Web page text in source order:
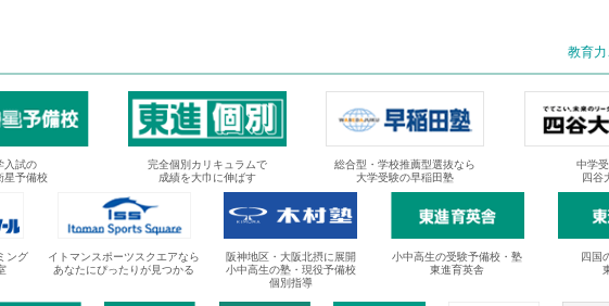
教育力
入試の
星予備校
完全個別カリキュラムで
成績を大巾に伸ばす
総合型・学校推薦型選抜なら
大学受験の早稲田塾
中学
四谷
ング
イトマンスポーツスクエアなら
あなたにぴったりが見つかる
阪神地区・大阪北摂に展開
小中高生の塾・現役予備校
個別指導
小中高生の受験予備校・塾
東進育英舎
四国